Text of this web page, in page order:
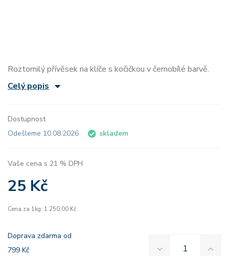
Roztomilý přívěsek na klíče s kočičkou v černobílé barvě.
Celý popis
Dostupnost
Odešleme 10.08.2026
skladem
Vaše cena s 21 % DPH
25 Kč
Cena za 1kg: 1 250,00 Kč
Doprava zdarma od
799 Kč